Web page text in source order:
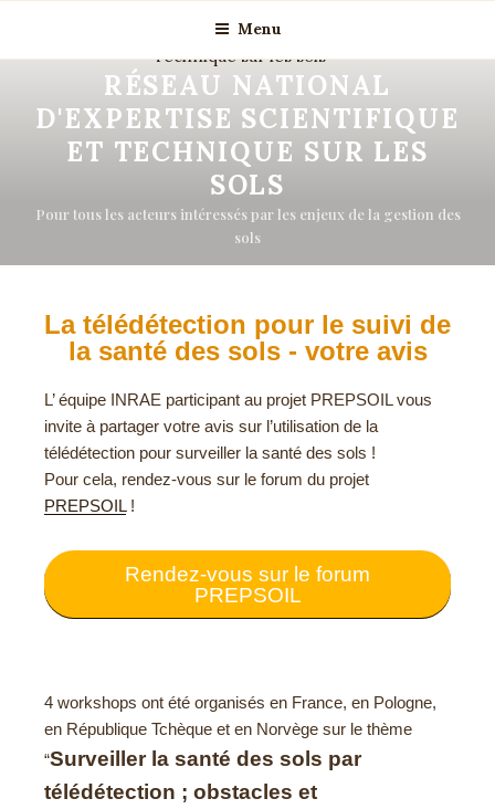
RÉSEAU NATIONAL
D'EXPERTISE SCIENTIFIQUE
ET TECHNIQUE SUR LES
SOLS
Pour tous les acteurs intéressés par les enjeux de la gestion des
sols
Menu
La télédétection pour le suivi de
la santé des sols - votre avis
L’ équipe INRAE participant au projet PREPSOIL vous
invite à partager votre avis sur l’utilisation de la
télédétection pour surveiller la santé des sols !
Pour cela, rendez-vous sur le forum du projet
PREPSOIL!
Rendez-vous sur le forum
PREPSOIL
4 workshops ont été organisés en France, en Pologne,
en République Tchèque et en Norvège sur le thème
“Surveiller la santé des sols par
télédétection ; obstacles et